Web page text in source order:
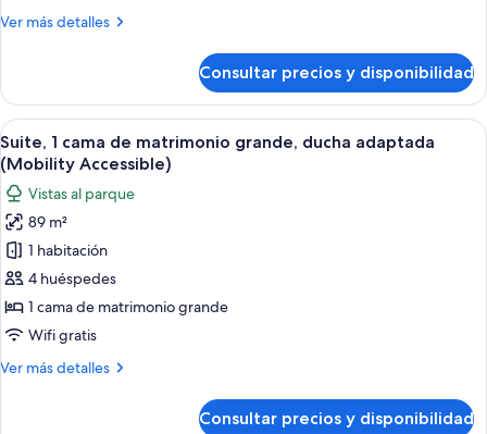
grande
View)
Ver más detalles
Más
1
cama
de
matrimonio
grande
(Gaslamp
Quarter
View)
Consultar precios y disponibilidad
Abrir
todas
las
fotos
de
Suite,
1
cama
de
grande,
Una cocina moderna con una isla
2
Suite, 1 cama de matrimonio grande, ducha adaptada
(Mobility Accessible)
Vistas al parque
89 m²
1 habitación
4 huéspedes
1 cama de matrimonio grande
Wifi gratis
Ver más detalles
Más
Consultar precios y disponibilidad